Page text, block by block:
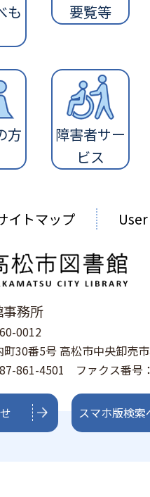
も
要覧等
方
障害者サー
ビス
イトマップ
務所
0012
30番5号 高松市中央卸売
861-4501 ファクス番号
スマホ版検索